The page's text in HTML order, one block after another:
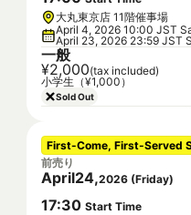
大丸東京店 11階催事場
April 4, 2026 10:00 JST
April 23, 2026 23:59 JST
一般
¥2,000(tax included)
小学生（¥1,000）
Sold Out
First-Come, First-Served
前売り
April24,2026 (Friday)
17:30 Start Time